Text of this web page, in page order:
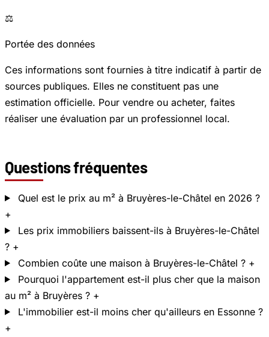
⚖️
Portée des données
Ces informations sont fournies à titre indicatif à partir de
sources publiques. Elles ne constituent pas une
estimation officielle. Pour vendre ou acheter, faites
réaliser une évaluation par un professionnel local.
Questions fréquentes
Quel est le prix au m² à Bruyères-le-Châtel en 2026 ?
+
Les prix immobiliers baissent-ils à Bruyères-le-Châtel
? +
Combien coûte une maison à Bruyères-le-Châtel ? +
Pourquoi l'appartement est-il plus cher que la maison
au m² à Bruyères ? +
L'immobilier est-il moins cher qu'ailleurs en Essonne ?
+